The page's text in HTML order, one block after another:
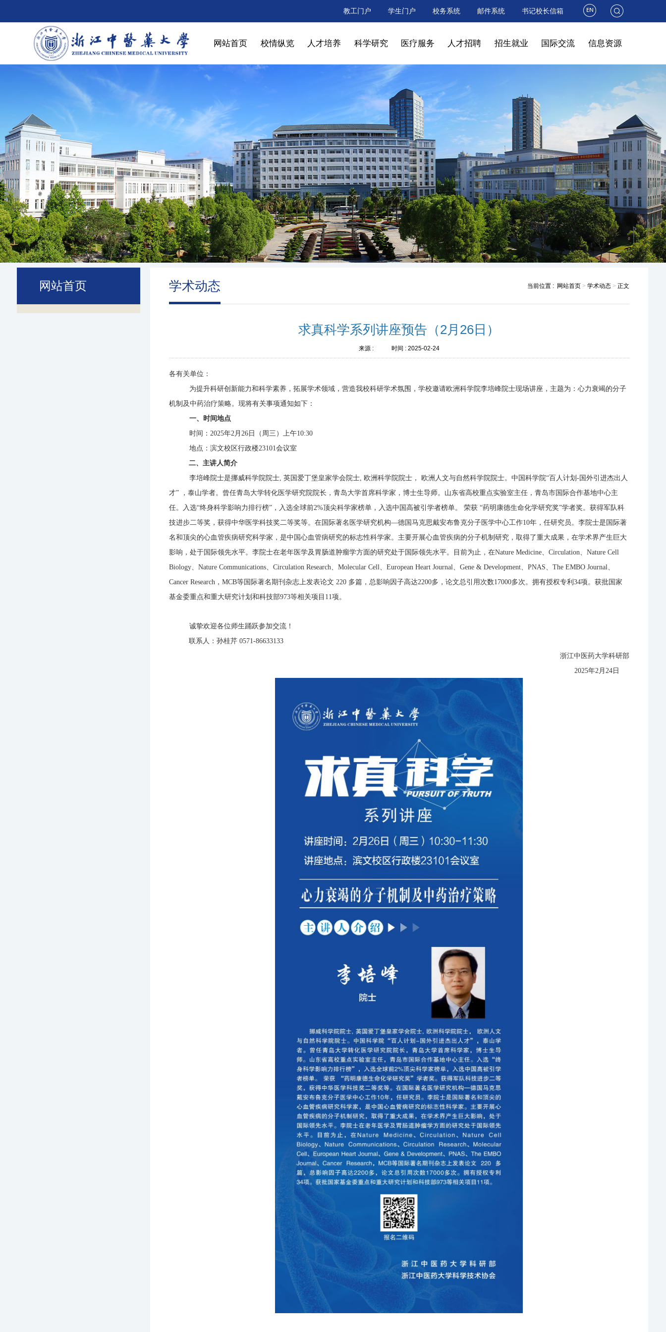
教工门户 学生门户 校务系统 邮件系统 书记校长信箱
网站首页 校情纵览 人才培养 科学研究 医疗服务 人才招聘 招生就业 国际交流 信息资源
网站首页 学术动态 当前位置 : 网站首页> 学术动态> 正文
求真科学系列讲座预告（2月26日）
来源 : 时间 : 2025-02-24
各有关单位：
为提升科研创新能力和科学素养，拓展学术领域，营造我校科研学术氛围，学校邀请欧洲科学院李培峰院士现场讲座，主题为：心力衰竭的分子
机制及中药治疗策略。现将有关事项通知如下：
一、时间地点
时间：2025年2月26日（周三）上午10:30
地点：滨文校区行政楼23101会议室
二、主讲人简介
李培峰院士是挪威科学院院士, 英国爱丁堡皇家学会院士, 欧洲科学院院士， 欧洲人文与自然科学院院士。中国科学院“百人计划-国外引进杰出人
才” ，泰山学者。曾任青岛大学转化医学研究院院长，青岛大学首席科学家，博士生导师。山东省高校重点实验室主任，青岛市国际合作基地中心主
任。入选“终身科学影响力排行榜”，入选全球前2%顶尖科学家榜单，入选中国高被引学者榜单。 荣获 “药明康德生命化学研究奖”学者奖。获得军队科
技进步二等奖，获得中华医学科技奖二等奖等。在国际著名医学研究机构—德国马克思戴安布鲁克分子医学中心工作10年，任研究员。李院士是国际著
名和顶尖的心血管疾病研究科学家，是中国心血管病研究的标志性科学家。主要开展心血管疾病的分子机制研究，取得了重大成果，在学术界产生巨大
影响，处于国际领先水平。李院士在老年医学及胃肠道肿瘤学方面的研究处于国际领先水平。目前为止，在Nature Medicine、Circulation、Nature Cell
Biology、Nature Communications、Circulation Research、Molecular Cell、European Heart Journal、Gene & Development、PNAS、The EMBO Journal、
Cancer Research，MCB等国际著名期刊杂志上发表论文 220 多篇，总影响因子高达2200多，论文总引用次数17000多次。拥有授权专利34项。获批国家
基金委重点和重大研究计划和科技部973等相关项目11项。
诚挚欢迎各位师生踊跃参加交流！
联系人：孙桂芹 0571-86633133
浙江中医药大学科研部
2025年2月 24日